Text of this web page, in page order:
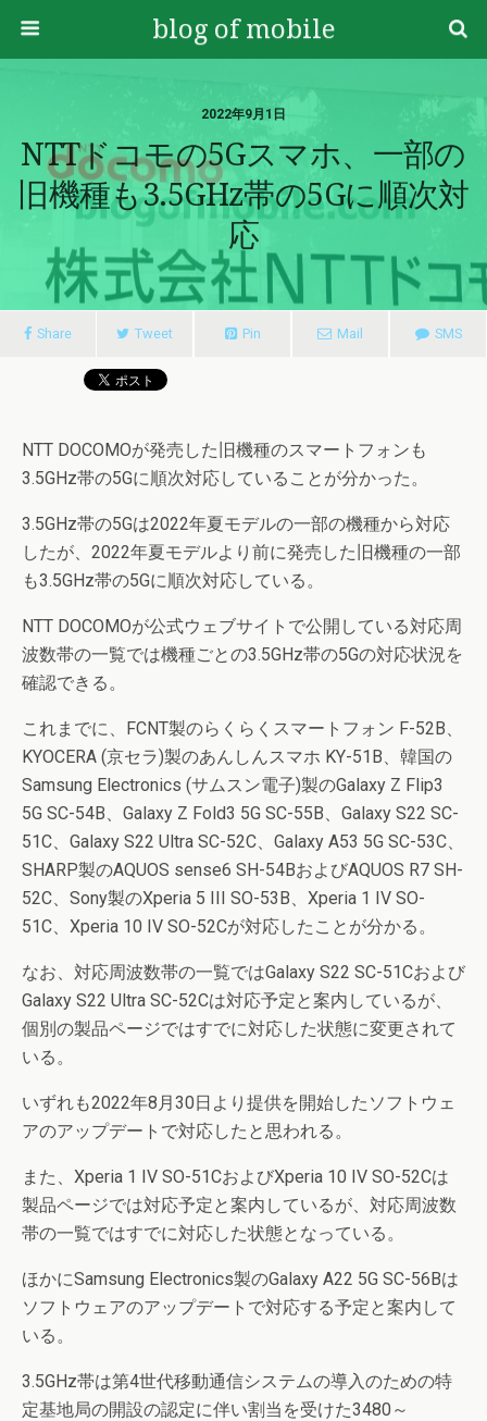
blog of mobile
2022年9月1日
NTTドコモの5Gスマホ、一部の
旧機種も3.5GHz帯の5Gに順次対
応
Share Tweet Pin Mail SMS
NTT DOCOMOが発売した旧機種のスマートフォンも
3.5GHz帯の5Gに順次対応していることが分かった。
3.5GHz帯の5Gは2022年夏モデルの一部の機種から対応
したが、2022年夏モデルより前に発売した旧機種の一部
も3.5GHz帯の5Gに順次対応している。
NTT DOCOMOが公式ウェブサイトで公開している対応周
波数帯の一覧では機種ごとの3.5GHz帯の5Gの対応状況を
確認できる。
これまでに、FCNT製のらくらくスマートフォン F-52B、
KYOCERA (京セラ)製のあんしんスマホ KY-51B、韓国の
Samsung Electronics (サムスン電子)製のGalaxy Z Flip3
5G SC-54B、Galaxy Z Fold3 5G SC-55B、Galaxy S22 SC-
51C、Galaxy S22 Ultra SC-52C、Galaxy A53 5G SC-53C、
SHARP製のAQUOS sense6 SH-54BおよびAQUOS R7 SH-
52C、Sony製のXperia 5 III SO-53B、Xperia 1 IV SO-
51C、Xperia 10 IV SO-52Cが対応したことが分かる。
なお、対応周波数帯の一覧ではGalaxy S22 SC-51Cおよび
Galaxy S22 Ultra SC-52Cは対応予定と案内しているが、
個別の製品ページではすでに対応した状態に変更されて
いる。
いずれも2022年8月30日より提供を開始したソフトウェ
アのアップデートで対応したと思われる。
また、Xperia 1 IV SO-51CおよびXperia 10 IV SO-52Cは
製品ページでは対応予定と案内しているが、対応周波数
帯の一覧ではすでに対応した状態となっている。
ほかにSamsung Electronics製のGalaxy A22 5G SC-56Bは
ソフトウェアのアップデートで対応する予定と案内して
いる。
3.5GHz帯は第4世代移動通信システムの導入のための特
定基地局の開設の認定に伴い割当を受けた3480～